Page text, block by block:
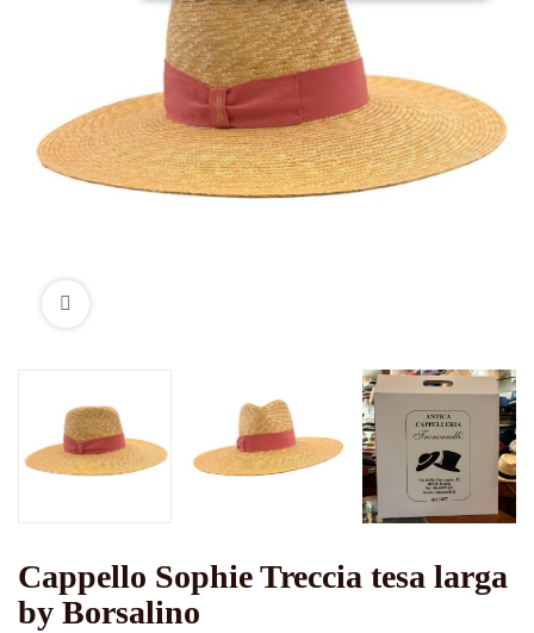
Cappello Sophie Treccia tesa larga
by Borsalino